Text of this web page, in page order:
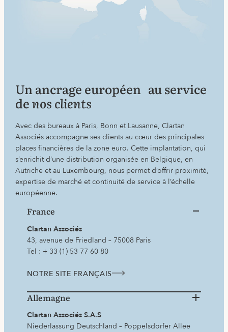
Un ancrage européen au service
denos clients
Avec des bureaux à Paris, Bonn et Lausanne, Clartan
Associés accompagne ses clients au cœur des principales
places financières de la zone euro. Cette implantation, qui
s’enrichit d’une distribution organisée en Belgique, en
Autriche et au Luxembourg, nous permet d’offrir proximité,
expertise de marché et continuité de service à l’échelle
européenne.
France
Clartan Associés
43, avenue de Friedland – 75008 Paris
Tel : + 33 (1) 53 77 60 80
NOTRE SITE FRANÇAIS
Allemagne
Clartan Associés S.A.S
Niederlassung Deutschland – Poppelsdorfer Allee